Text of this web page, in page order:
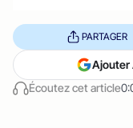
Écoutez cet article
PARTAGER
Ajouter